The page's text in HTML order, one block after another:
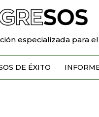
especializada para
DE ÉXITO